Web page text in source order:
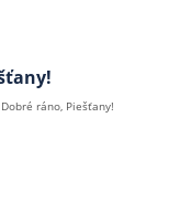
Dobré ráno, Piešťany!